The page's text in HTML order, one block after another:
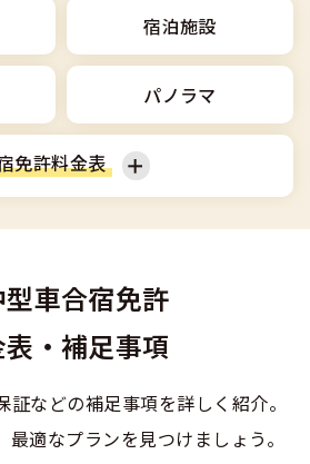
探す
流れ
の流れ
方
いて
ついて
物
れる？
再取得
大丈夫？
許の条件
(免許センター)
戦
表示
0120-49-5522
入校申込
宿泊施設
パノラマ
免許料金表
普通二輪
準中型車
普通二種
車合宿免許
・補足事項
などの補足事項を詳しく紹介。
適なプランを見つけましょう。